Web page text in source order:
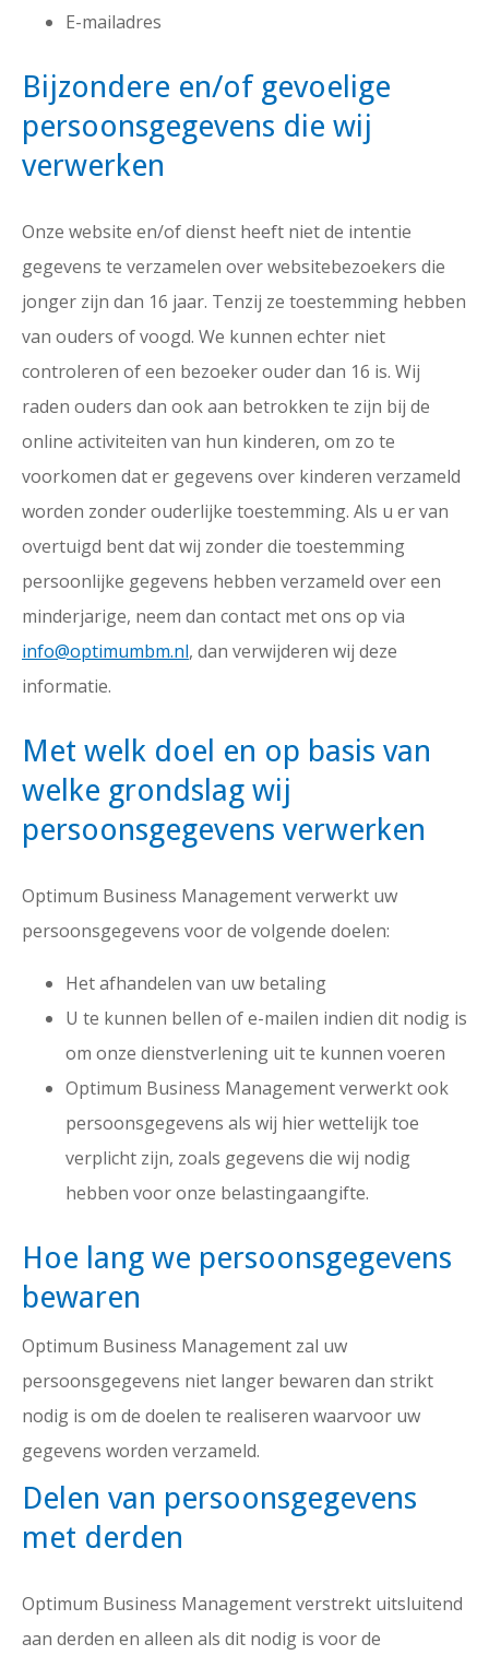
E-mailadres
Bijzondere en/of gevoelige
persoonsgegevens die wij
verwerken
Onze website en/of dienst heeft niet de intentie
gegevens te verzamelen over websitebezoekers die
jonger zijn dan 16 jaar. Tenzij ze toestemming hebben
van ouders of voogd. We kunnen echter niet
controleren of een bezoeker ouder dan 16 is. Wij
raden ouders dan ook aan betrokken te zijn bij de
online activiteiten van hun kinderen, om zo te
voorkomen dat er gegevens over kinderen verzameld
worden zonder ouderlijke toestemming. Als u er van
overtuigd bent dat wij zonder die toestemming
persoonlijke gegevens hebben verzameld over een
minderjarige, neem dan contact met ons op via
info@optimumbm.nl, dan verwijderen wij deze
informatie.
Met welk doel en op basis van
welke grondslag wij
persoonsgegevens verwerken
Optimum Business Management verwerkt uw
persoonsgegevens voor de volgende doelen:
Het afhandelen van uw betaling
U te kunnen bellen of e-mailen indien dit nodig is
om onze dienstverlening uit te kunnen voeren
Optimum Business Management verwerkt ook
persoonsgegevens als wij hier wettelijk toe
verplicht zijn, zoals gegevens die wij nodig
hebben voor onze belastingaangifte.
Hoe lang we persoonsgegevens
bewaren
Optimum Business Management zal uw
persoonsgegevens niet langer bewaren dan strikt
nodig is om de doelen te realiseren waarvoor uw
gegevens worden verzameld.
Delen van persoonsgegevens
met derden
Optimum Business Management verstrekt uitsluitend
aan derden en alleen als dit nodig is voor de